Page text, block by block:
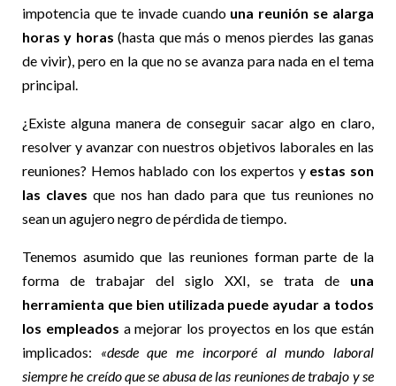
impotencia que te invade cuando una reunión se alarga
horas y horas (hasta que más o menos pierdes las ganas
de vivir), pero en la que no se avanza para nada en el tema
principal.
¿Existe alguna manera de conseguir sacar algo en claro,
resolver y avanzar con nuestros objetivos laborales en las
reuniones? Hemos hablado con los expertos y estas son
las claves que nos han dado para que tus reuniones no
sean un agujero negro de pérdida de tiempo.
Tenemos asumido que las reuniones forman parte de la
forma de trabajar del siglo XXI, se trata de una
herramienta que bien utilizada puede ayudar a todos
los empleados a mejorar los proyectos en los que están
implicados: «desde que me incorporé al mundo laboral
siempre he creído que se abusa de las reuniones de trabajo y se